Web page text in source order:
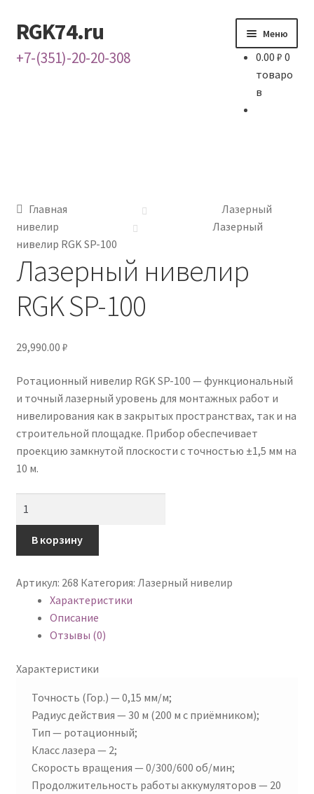
Перейти
к
навигации
Перейти
к
содержимому
RGK74.ru
+7-(351)-20-20-308
Меню
0.00 ₽ 0
товаро
в
Главная
Лазерный
нивелир
Лазерный
нивелир RGK SP-100
Лазерный нивелир
RGK SP-100
29,990.00 ₽
Ротационный нивелир RGK SP-100 — функциональный
и точный лазерный уровень для монтажных работ и
нивелирования как в закрытых пространствах, так и на
строительной площадке. Прибор обеспечивает
проекцию замкнутой плоскости с точностью ±1,5 мм на
10 м.
В корзину
Артикул: 268 Категория: Лазерный нивелир
Характеристики
Описание
Отзывы (0)
Характеристики
Точность (Гор.) — 0,15 мм/м;
Радиус действия — 30 м (200 м с приёмником);
Тип — ротационный;
Класс лазера — 2;
Скорость вращения — 0/300/600 об/мин;
Продолжительность работы аккумуляторов — 20